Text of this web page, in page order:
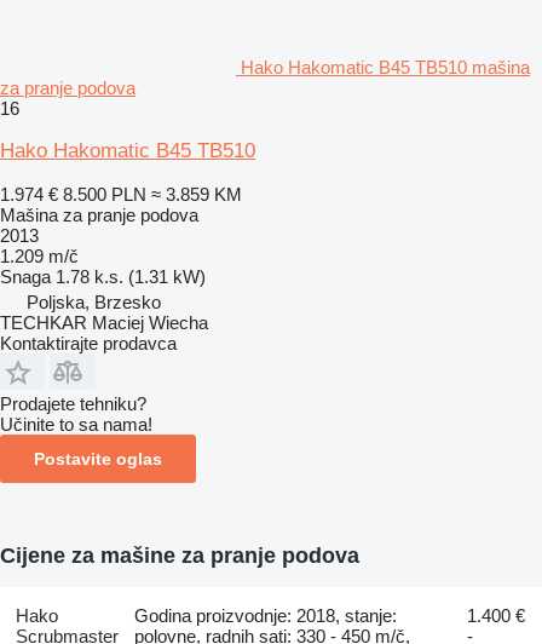
Hako Hakomatic B45 TB510 mašina
za pranje podova
16
Hako Hakomatic B45 TB510
1.974 € 8.500 PLN ≈ 3.859 KM
Mašina za pranje podova
2013
1.209 m/č
Snaga 1.78 k.s. (1.31 kW)
Poljska, Brzesko
TECHKAR Maciej Wiecha
Kontaktirajte prodavca
Prodajete tehniku?
Učinite to sa nama!
Postavite oglas
Cijene za mašine za pranje podova
Hako
Scrubmaster
Godina proizvodnje: 2018, stanje:
polovne, radnih sati: 330 - 450 m/č,
1.400 €
-